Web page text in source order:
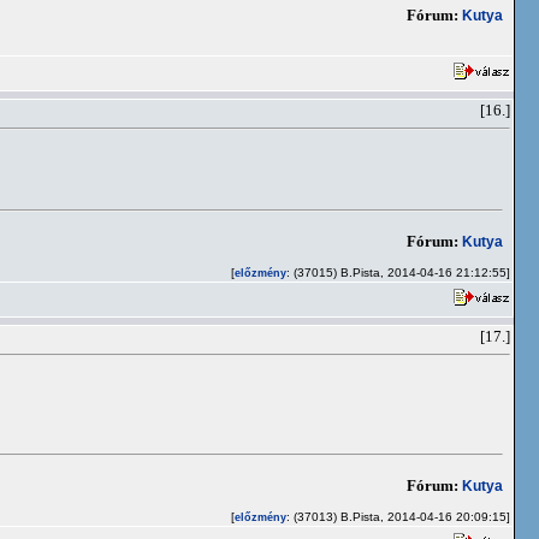
Fórum: Kutya
[16.]
Fórum: Kutya
[előzmény: (37015) B.Pista, 2014-04-16 21:12:55]
[17.]
Fórum: Kutya
[előzmény: (37013) B.Pista, 2014-04-16 20:09:15]